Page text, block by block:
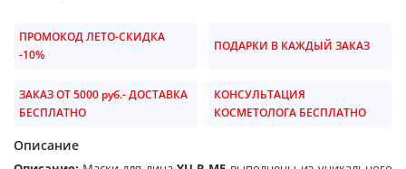
ПРОМОКОД ЛЕТО-СКИДКА
-10%
ПОДАРКИ В КАЖДЫЙ ЗАКАЗ
ЗАКАЗ ОТ 5000 руб.- ДОСТАВКА
БЕСПЛАТНО
КОНСУЛЬТАЦИЯ
КОСМЕТОЛОГА БЕСПЛАТНО
Описание